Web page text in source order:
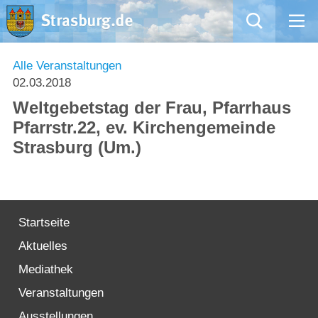
Mängelmeldung
Rathaus
Willkommen in Strasburg (Uckermark)
Alle Veranstaltungen
02.03.2018
Weltgebetstag der Frau, Pfarrhaus
Pfarrstr.22, ev. Kirchengemeinde
Strasburg (Um.)
Startseite
Aktuelles
Mediathek
Veranstaltungen